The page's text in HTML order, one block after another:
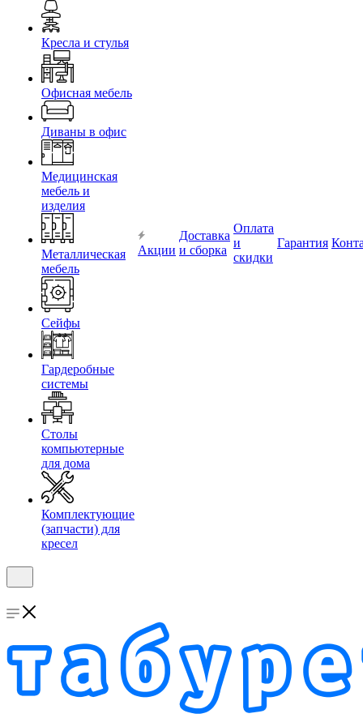
Кресла и стулья
Офисная мебель
Диваны в офис
Медицинская
мебель и
изделия
Металлическая
мебель
Сейфы
Гардеробные
системы
Столы
компьютерные
для дома
Комплектующие
(запчасти) для
кресел
Акции
Доставка
и сборка
Оплата
и
скидки
Гарантия